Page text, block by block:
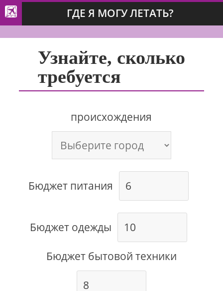
ГДЕ Я МОГУ ЛЕТАТЬ?
Узнайте, сколько
требуется
происхождения
Бюджет питания
Бюджет одежды
Бюджет бытовой техники